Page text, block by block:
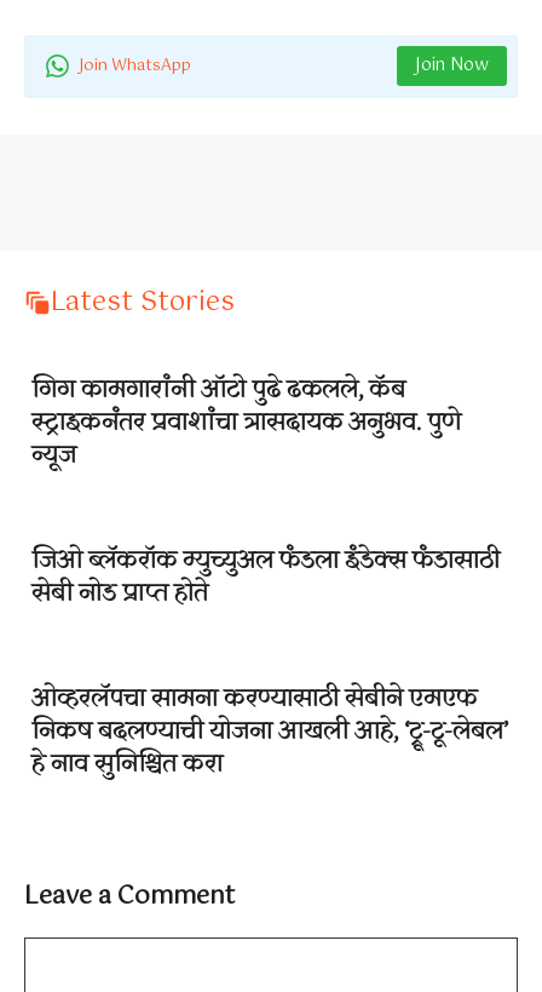
Join WhatsApp Join Now
Latest Stories
गिग कामगारांनी ऑटो पुढे ढकलले, कॅब
स्ट्राइकनंतर प्रवाशांचा त्रासदायक अनुभव. पुणे
न्यूज
जिओ ब्लॅकरॉक म्युच्युअल फंडला इंडेक्स फंडासाठी
सेबी नोड प्राप्त होते
ओव्हरलॅपचा सामना करण्यासाठी सेबीने एमएफ
निकष बदलण्याची योजना आखली आहे, ‘ट्रू-टू-लेबल’
हे नाव सुनिश्चित करा
Leave a Comment
Comment